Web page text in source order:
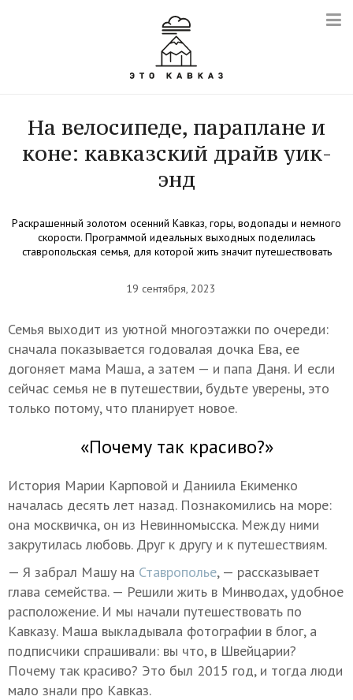
На велосипеде, параплане и
коне: кавказский драйв уик-
энд
Раскрашенный золотом осенний Кавказ, горы, водопады и немного
скорости. Программой идеальных выходных поделилась
ставропольская семья, для которой жить значит путешествовать
19 сентября, 2023
Семья выходит из уютной многоэтажки по очереди:
сначала показывается годовалая дочка Ева, ее
догоняет мама Маша, а затем — и папа Даня. И если
сейчас семья не в путешествии, будьте уверены, это
только потому, что планирует новое.
«Почему так красиво?»
История Марии Карповой и Даниила Екименко
началась десять лет назад. Познакомились на море:
она москвичка, он из Невинномысска. Между ними
закрутилась любовь. Друг к другу и к путешествиям.
— Я забрал Машу на Ставрополье, — рассказывает
глава семейства. — Решили жить в Минводах, удобное
расположение. И мы начали путешествовать по
Кавказу. Маша выкладывала фотографии в блог, а
подписчики спрашивали: вы что, в Швейцарии?
Почему так красиво? Это был 2015 год, и тогда люди
мало знали про Кавказ.